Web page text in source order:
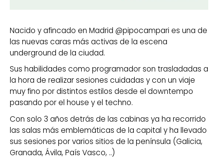
Nacido y afincado en Madrid @pipocampari es una de
las nuevas caras más activas de la escena
underground de la ciudad.
Sus habilidades como programador son trasladadas a
la hora de realizar sesiones cuidadas y con un viaje
muy fino por distintos estilos desde el downtempo
pasando por el house y el techno.
Con solo 3 años detrás de las cabinas ya ha recorrido
las salas más emblemáticas de la capital y ha llevado
sus sesiones por varios sitios de la península (Galicia,
Granada, Ávila, País Vasco, ..)